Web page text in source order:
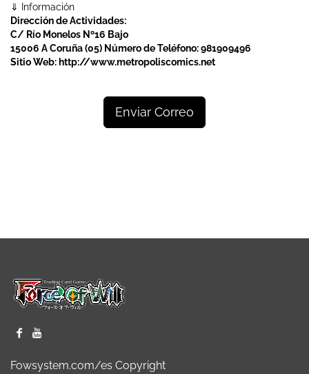
⇓ Información
Dirección de Actividades:
C/ Río Monelos Nº16 Bajo
15006 A Coruña (05) Número de Teléfono:981909496
Sitio Web: http://www.metropoliscomics.net
Enviar Correo
Fowsystem.com/es Copyright